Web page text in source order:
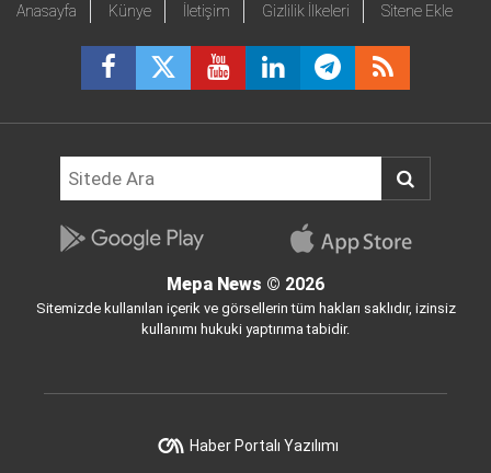
Anasayfa Künye İletişim Gizlilik İlkeleri Sitene Ekle
Mepa News © 2026
Sitemizde kullanılan içerik ve görsellerin tüm hakları saklıdır, izinsiz
kullanımı hukuki yaptırıma tabidir.
Haber Portalı Yazılımı